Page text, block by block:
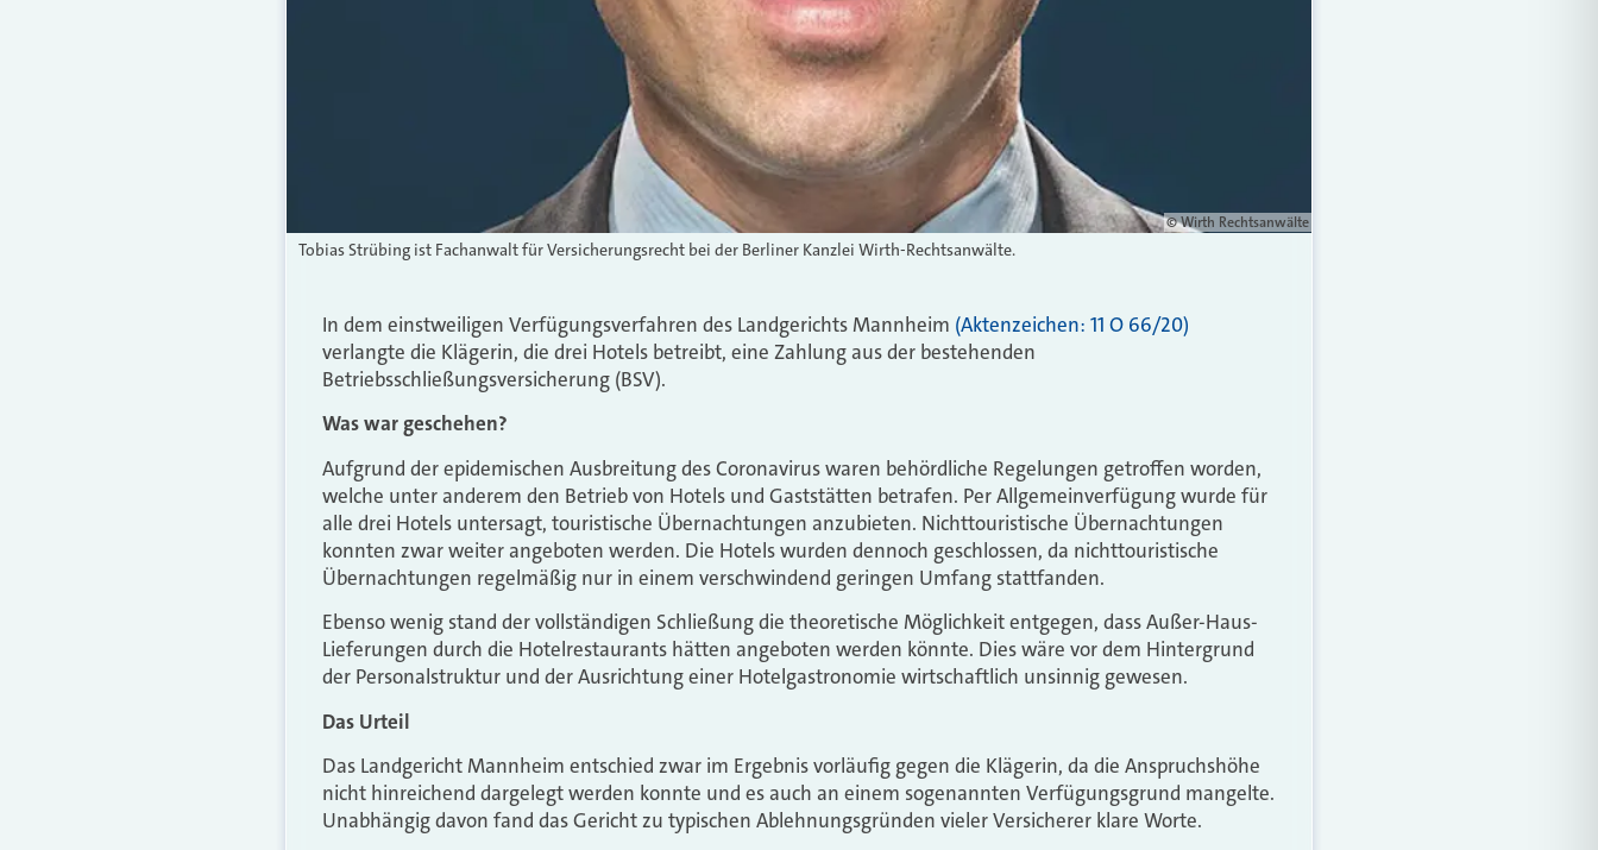
© Wirth Rechtsanwälte
Tobias Strübing ist Fachanwalt für Versicherungsrecht bei der Berliner Kanzlei Wirth-Rechtsanwälte.
In dem einstweiligen Verfügungsverfahren des Landgerichts Mannheim (Aktenzeichen: 11 O 66/20)
verlangte die Klägerin, die drei Hotels betreibt, eine Zahlung aus der bestehenden
Betriebsschließungsversicherung (BSV).
Was war geschehen?
Aufgrund der epidemischen Ausbreitung des Coronavirus waren behördliche Regelungen getroffen worden,
welche unter anderem den Betrieb von Hotels und Gaststätten betrafen. Per Allgemeinverfügung wurde für
alle drei Hotels untersagt, touristische Übernachtungen anzubieten. Nichttouristische Übernachtungen
konnten zwar weiter angeboten werden. Die Hotels wurden dennoch geschlossen, da nichttouristische
Übernachtungen regelmäßig nur in einem verschwindend geringen Umfang stattfanden.
Ebenso wenig stand der vollständigen Schließung die theoretische Möglichkeit entgegen, dass Außer-Haus-
Lieferungen durch die Hotelrestaurants hätten angeboten werden könnte. Dies wäre vor dem Hintergrund
der Personalstruktur und der Ausrichtung einer Hotelgastronomie wirtschaftlich unsinnig gewesen.
Das Urteil
Das Landgericht Mannheim entschied zwar im Ergebnis vorläufig gegen die Klägerin, da die Anspruchshöhe
nicht hinreichend dargelegt werden konnte und es auch an einem sogenannten Verfügungsgrund mangelte.
Unabhängig davon fand das Gericht zu typischen Ablehnungsgründen vieler Versicherer klare Worte.